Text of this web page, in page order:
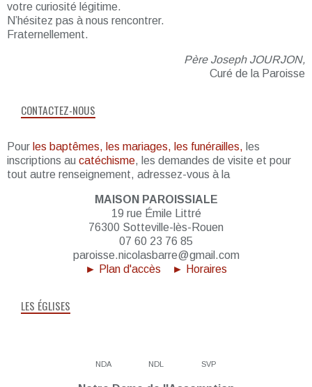
votre curiosité légitime.
N’hésitez pas à nous rencontrer.
Fraternellement.
Père Joseph JOURJON,
Curé de la Paroisse
CONTACTEZ-NOUS
Pour les baptêmes, les mariages, les funérailles, les
inscriptions au catéchisme, les demandes de visite et pour
tout autre renseignement, adressez-vous à la
MAISON PAROISSIALE
19 rue Émile Littré
76300 Sotteville-lès-Rouen
07 60 23 76 85
paroisse.nicolasbarre@gmail.com
► Plan d'accès
► Horaires
LES ÉGLISES
NDA NDL SVP